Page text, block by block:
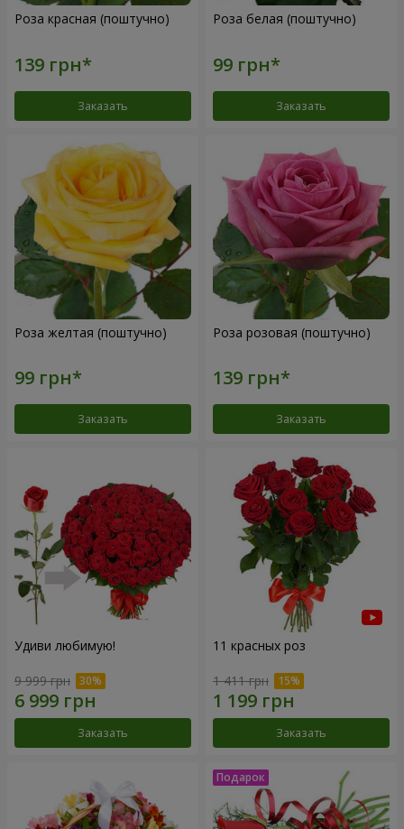
Роза красная (поштучно)
Заказать
Роза белая (поштучно)
Заказать
Роза желтая (поштучно)
Заказать
Роза розовая (поштучно)
Заказать
Удиви любимую!
9 999 грн
Заказать
11 красных роз
1 411 грн
Заказать